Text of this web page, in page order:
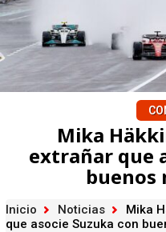
Mika
extrañar que
buenos
Inicio Noticias
Mika
que asocie Suzuka con